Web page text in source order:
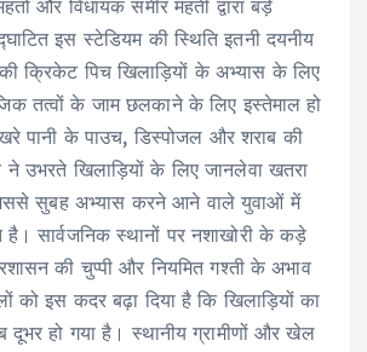
और विधायक समीर महंती द्वारा बड़े
इस स्टेडियम की स्थिति इतनी दयनीय
क्रिकेट पिच खिलाड़ियों के अभ्यास के लिए
तत्वों के जाम छलकाने के लिए इस्तेमाल हो
पानी के पाउच, डिस्पोजल और शराब की
उभरते खिलाड़ियों के लिए जानलेवा खतरा
सुबह अभ्यास करने आने वाले युवाओं में
है। सार्वजनिक स्थानों पर नशाखोरी के कड़े
की चुप्पी और नियमित गश्ती के अभाव
को इस कदर बढ़ा दिया है कि खिलाड़ियों का
हो गया है। स्थानीय ग्रामीणों और खेल